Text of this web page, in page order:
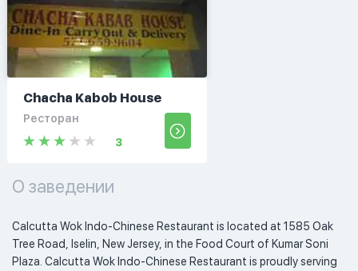
Chacha Kabob House
Ресторан
3
О заведении
Calcutta Wok Indo-Chinese Restaurant is located at 1585 Oak
Tree Road, Iselin, New Jersey, in the Food Court of Kumar Soni
Plaza. Calcutta Wok Indo-Chinese Restaurant is proudly serving